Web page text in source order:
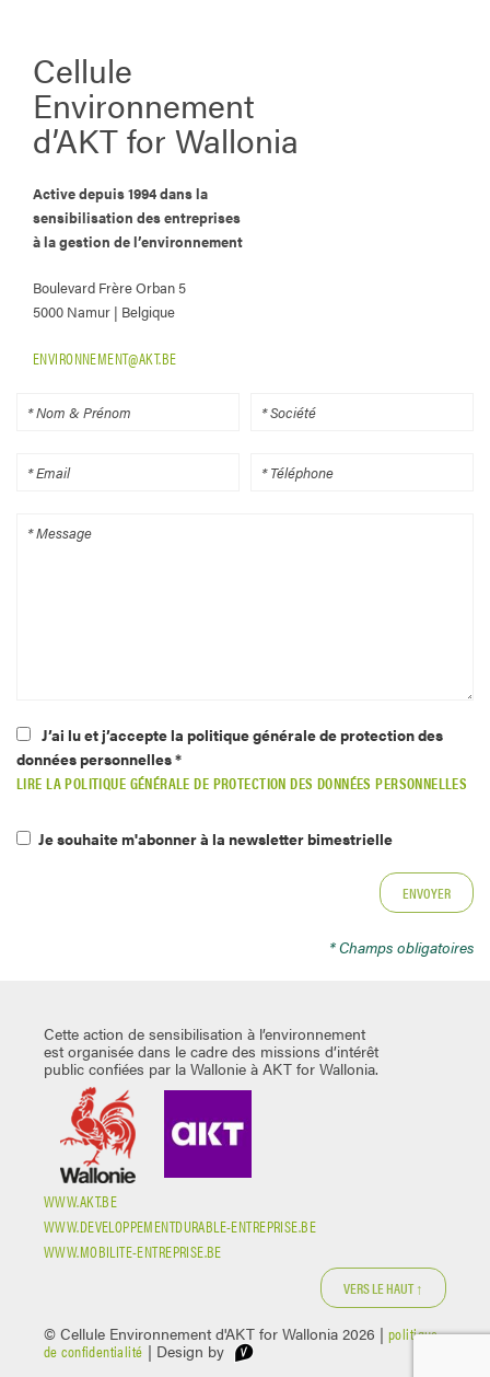
Cellule
Environnement
d’AKT for Wallonia
Active depuis 1994 dans la
sensibilisation des entreprises
à la gestion de l’environnement
Boulevard Frère Orban 5
5000 Namur | Belgique
ENVIRONNEMENT@AKT.BE
J’ai lu et j’accepte la politique générale de protection des
données personnelles *
LIRE LA POLITIQUE GÉNÉRALE DE PROTECTION DES DONNÉES PERSONNELLES
Je souhaite m'abonner à la newsletter bimestrielle
* Champs obligatoires
Cette action de sensibilisation à l’environnement
est organisée dans le cadre des missions d’intérêt
public confiées par la Wallonie à AKT for Wallonia.
WWW.AKT.BE
WWW.DEVELOPPEMENTDURABLE-ENTREPRISE.BE
WWW.MOBILITE-ENTREPRISE.BE
VERS LE HAUT ↑
© Cellule Environnement d'AKT for Wallonia 2026 | politique
de confidentialité | Design by